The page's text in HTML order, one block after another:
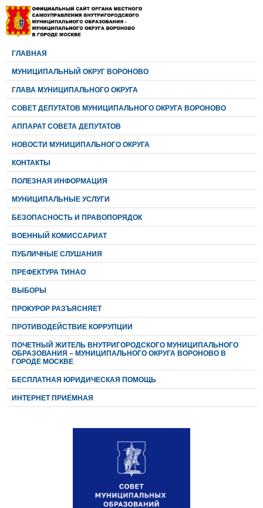
ГЛАВНАЯ
МУНИЦИПАЛЬНЫЙ ОКРУГ ВОРОНОВО
ГЛАВА МУНИЦИПАЛЬНОГО ОКРУГА
CОВЕТ ДЕПУТАТОВ МУНИЦИПАЛЬНОГО ОКРУГА ВОРОНОВО
АППАРАТ СОВЕТА ДЕПУТАТОВ
НОВОСТИ МУНИЦИПАЛЬНОГО ОКРУГА
КОНТАКТЫ
ПОЛЕЗНАЯ ИНФОРМАЦИЯ
МУНИЦИПАЛЬНЫЕ УСЛУГИ
БЕЗОПАСНОСТЬ И ПРАВОПОРЯДОК
ВОЕННЫЙ КОМИССАРИАТ
ПУБЛИЧНЫЕ СЛУШАНИЯ
ПРЕФЕКТУРА ТИНАО
ВЫБОРЫ
ПРОКУРОР РАЗЪЯСНЯЕТ
ПРОТИВОДЕЙСТВИЕ КОРРУПЦИИ
ПОЧЕТНЫЙ ЖИТЕЛЬ ВНУТРИГОРОДСКОГО МУНИЦИПАЛЬНОГО
ОБРАЗОВАНИЯ – МУНИЦИПАЛЬНОГО ОКРУГА ВОРОНОВО В
ГОРОДЕ МОСКВЕ
БЕСПЛАТНАЯ ЮРИДИЧЕСКАЯ ПОМОЩЬ
ИНТЕРНЕТ ПРИЁМНАЯ